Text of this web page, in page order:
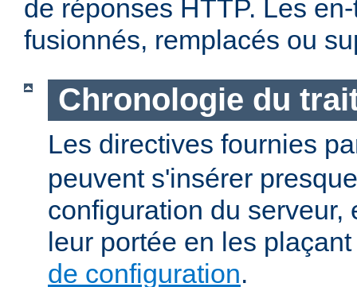
de réponses HTTP. Les
fusionnés, remplacés ou
Chronologie du
Les directives fournies
peuvent s'insérer
configuration du serveur,
leur portée en les
de configuration.